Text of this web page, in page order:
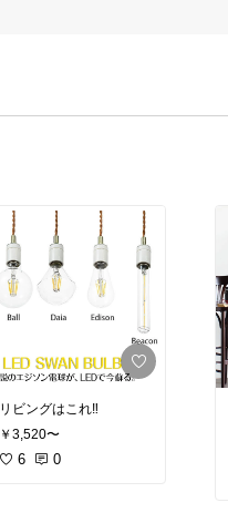
リビングはこれ‼︎
￥3,520〜
6 0